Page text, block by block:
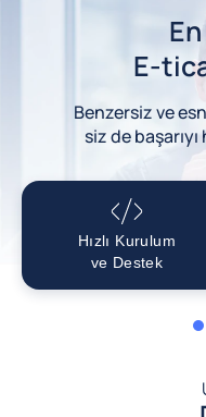
E-
Benzersiz ve
siz de
Hızlı Kurulum
ve Destek
1